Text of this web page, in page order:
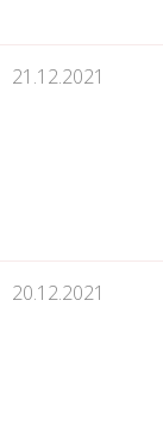
21.12.2021
20.12.2021